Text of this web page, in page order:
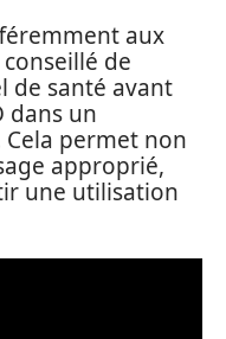
aux
de
de santé avant
dans un
permet non
approprié,
une utilisation